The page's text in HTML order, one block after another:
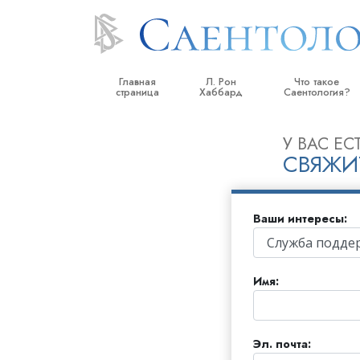
Главная
страница
Л. Рон
Хаббард
Что такое
Саентология?
кодексы
Познакомьтесь с
У ВАС
Ваши интересы:
Имя:
Эл. почта: